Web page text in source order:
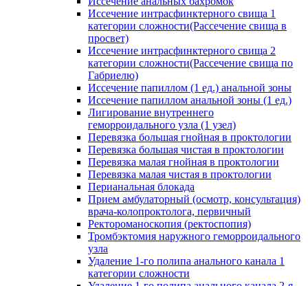
Иссечение интрасфинктерного свища 1
категории сложности(Рассечение свища в
просвет)
Иссечение интрасфинктерного свища 2
категории сложности(Рассечение свища по
Габриелю)
Иссечение папиллом (1 ед.) анальной зоны
Иссечение папиллом анальной зоны (1 ед.)
Лигирование внутреннего
геморроидального узла (1 узел)
Перевязка большая гнойная в проктологии
Перевязка большая чистая в проктологии
Перевязка малая гнойная в проктологии
Перевязка малая чистая в проктологии
Перианальная блокада
Прием амбулаторный (осмотр, консультация)
врача-колопроктолога, первичный
Ректороманоскопия (ректоспопия)
Тромбэктомия наружного геморроидального
узла
Удаление 1-го полипа анального канала 1
категории сложности